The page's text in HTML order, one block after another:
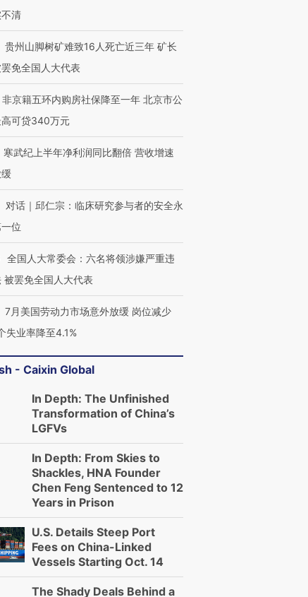
走私7万
内含3种
视线｜被称为“蟑螂”的印
度Z世代 用街头抗争将教
育部长拱下台
飞地休达
届链博
清
贵州山脚树矿难致16人死亡近三年 矿长
免全国人大代表
非京籍五环内购房社保降至一年 北京市公
可贷340万元
寒武纪上半年净利润同比翻倍 营收增速
对话｜邱仁宗：临床研究参与者的安全永
位
全国人大常委会：六名将领涉嫌严重违
被罢免全国人大代表
7月美国劳动力市场意外放缓 岗位减少
失业率降至4.1%
- Caixin Global
In Depth: The Unfinished
Transformation of China’s
LGFVs
In Depth: From Skies to
Shackles, HNA Founder
Chen Feng Sentenced to 12
Years in Prison
U.S. Details Steep Port
Fees on China-Linked
Vessels Starting Oct. 14
The Shady Deals Behind a